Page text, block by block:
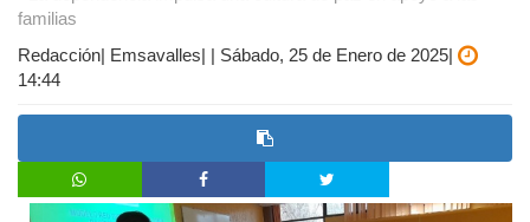
familias
Redacción| Emsavalles| | Sábado, 25 de Enero de 2025|
14:44